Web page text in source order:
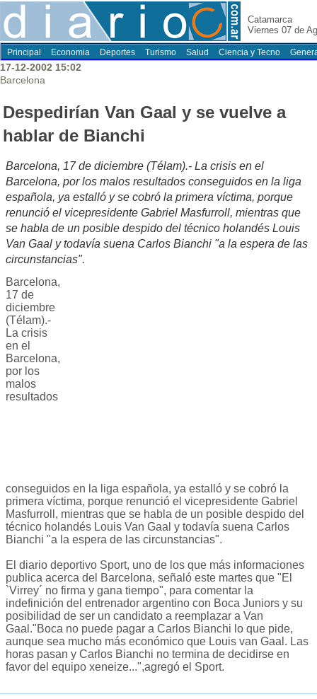
Catamarca
Viernes 07 de
Principal Economia Deportes Turismo Salud Ciencia y Tecno
17-12-2002 15:02
Barcelona
Despedirían Van Gaal y se vuelve a
hablar de Bianchi
Barcelona, 17 de diciembre (Télam).- La crisis en el
Barcelona, por los malos resultados conseguidos en la liga
española, ya estalló y se cobró la primera víctima, porque
renunció el vicepresidente Gabriel Masfurroll, mientras que
se habla de un posible despido del técnico holandés Louis
Van Gaal y todavía suena Carlos Bianchi "a la espera de las
circunstancias".
Barcelona,
17 de
diciembre
(Télam).-
La crisis
en el
Barcelona,
por los
malos
resultados
conseguidos en la liga española, ya estalló y se cobró la
primera víctima, porque renunció el vicepresidente Gabriel
Masfurroll, mientras que se habla de un posible despido del
técnico holandés Louis Van Gaal y todavía suena Carlos
Bianchi "a la espera de las circunstancias".
El diario deportivo Sport, uno de los que más informaciones
publica acerca del Barcelona, señaló este martes que "El
`Virrey´ no firma y gana tiempo", para comentar la
indefinición del entrenador argentino con Boca Juniors y su
posibilidad de ser un candidato a reemplazar a Van
Gaal."Boca no puede pagar a Carlos Bianchi lo que pide,
aunque sea mucho más económico que Louis van Gaal. Las
horas pasan y Carlos Bianchi no termina de decidirse en
favor del equipo xeneize...",agregó el Sport.